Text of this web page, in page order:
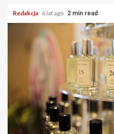
Redakcja 6 lat ago 2 min read